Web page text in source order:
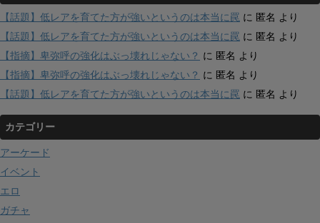
【話題】低レアを育てた方が強いというのは本当に罠 に 匿名 より
【話題】低レアを育てた方が強いというのは本当に罠 に 匿名 より
【指摘】卑弥呼の強化はぶっ壊れじゃない？ に 匿名 より
【指摘】卑弥呼の強化はぶっ壊れじゃない？ に 匿名 より
【話題】低レアを育てた方が強いというのは本当に罠 に 匿名 より
カテゴリー
アーケード
イベント
エロ
ガチャ